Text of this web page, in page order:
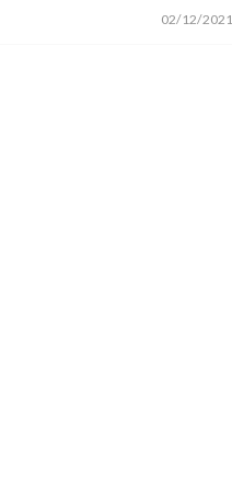
02/12/2021
/